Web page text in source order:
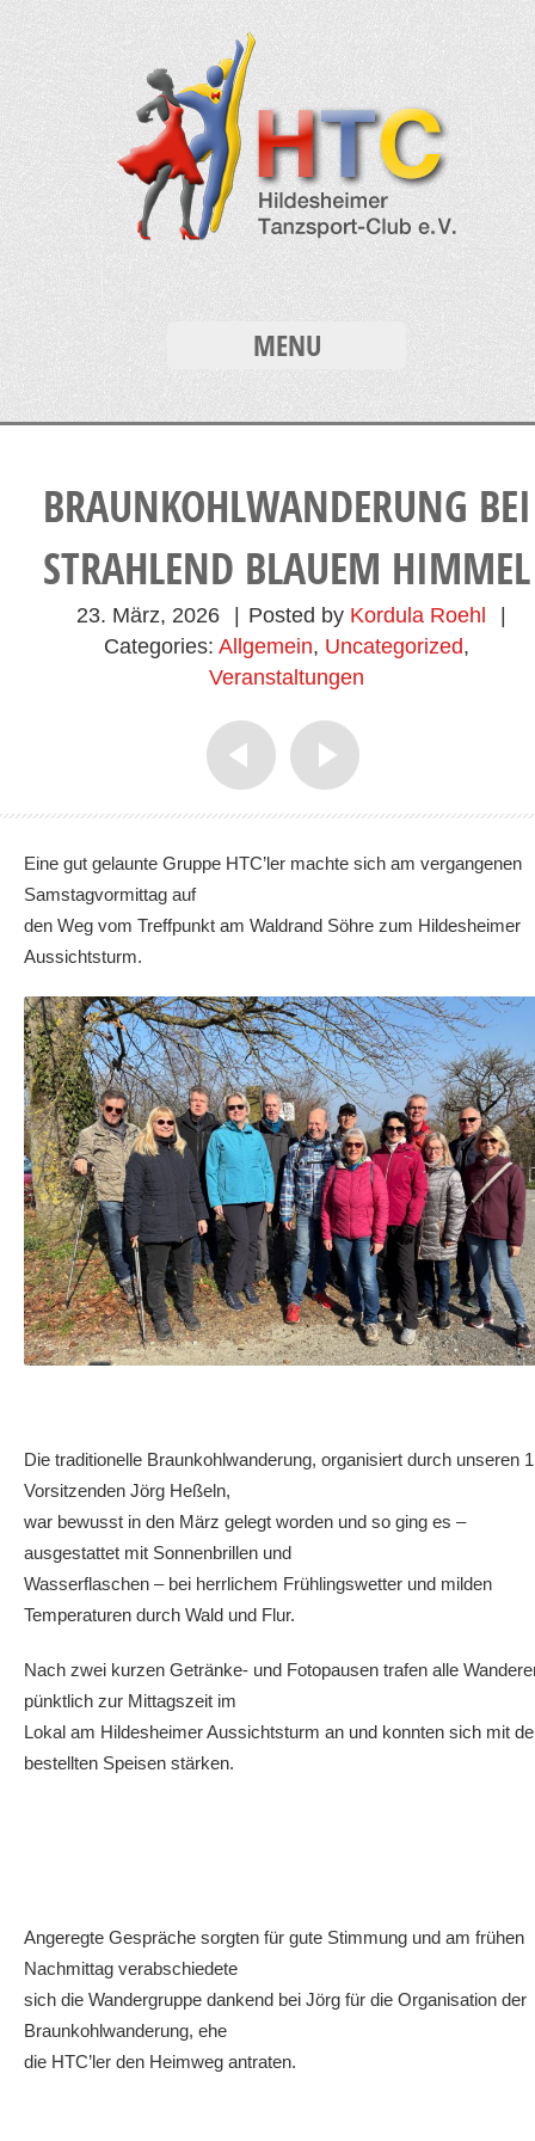
MENU
BRAUNKOHLWANDERUNG BEI
STRAHLEND BLAUEM HIMMEL
23. März, 2026 Posted by Kordula Roehl
Categories: Allgemein, Uncategorized,
Veranstaltungen
Eine gut gelaunte Gruppe HTC’ler machte sich am vergangenen
Samstagvormittag auf
den Weg vom Treffpunkt am Waldrand Söhre zum Hildesheimer
Aussichtsturm.
Die traditionelle Braunkohlwanderung, organisiert durch unseren
Vorsitzenden Jörg Heßeln,
war bewusst in den März gelegt worden und so ging es –
ausgestattet mit Sonnenbrillen und
Wasserflaschen – bei herrlichem Frühlingswetter und milden
Temperaturen durch Wald und Flur.
Nach zwei kurzen Getränke- und Fotopausen trafen alle
pünktlich zur Mittagszeit im
Lokal am Hildesheimer Aussichtsturm an und konnten sich mit
bestellten Speisen stärken.
Angeregte Gespräche sorgten für gute Stimmung und am frühen
Nachmittag verabschiedete
sich die Wandergruppe dankend bei Jörg für die Organisation der
Braunkohlwanderung, ehe
die HTC’ler den Heimweg antraten.